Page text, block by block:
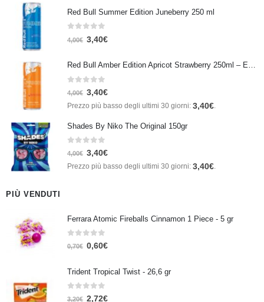
Red Bull Summer Edition Juneberry 250 ml
Su 5
4,00€ 3,40€
Red Bull Amber Edition Apricot Strawberry 250ml – Energy Drink Albicocca e Fragola
Su 5
4,00€ 3,40€
Prezzo più basso degli ultimi 30 giorni: 3,40€
Shades By Niko The Original 150gr
Su 5
4,00€ 3,40€
Prezzo più basso degli ultimi 30 giorni: 3,40€.
PIÙ VENDUTI
Ferrara Atomic Fireballs Cinnamon 1 Piece - 5 gr
Su 5
0,70€ 0,60€
Trident Tropical Twist - 26,6 gr
Su 5
3,20€ 2,72€